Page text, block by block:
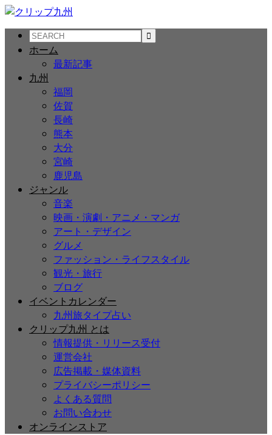
ホーム
最新記事
九州
福岡
佐賀
長崎
熊本
大分
宮崎
鹿児島
ジャンル
音楽
映画・演劇・アニメ・マンガ
アート・デザイン
グルメ
ファッション・ライフスタイル
観光・旅行
ブログ
イベントカレンダー
九州旅タイプ占い
クリップ九州 とは
情報提供・リリース受付
運営会社
広告掲載・媒体資料
プライバシーポリシー
よくある質問
お問い合わせ
オンラインストア